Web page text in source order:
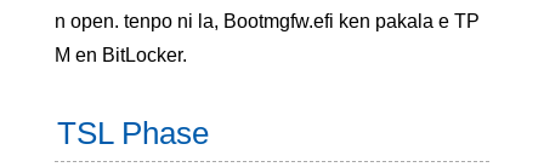
n open. tenpo ni la, Bootmgfw.efi ken pakala e TP
M en BitLocker.
TSL Phase